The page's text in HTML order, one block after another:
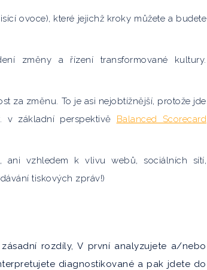
ovoce), které jejichž kroky můžete a budete
změny a řízení transformované kultury.
za změnu. To je asi nejobtížnější, protože jde
v základní perspektivě Balanced Scorecard
ani vzhledem k vlivu webů, sociálních sítí,
tiskových zpráv!)
rozdíly, V první analyzujete a/nebo
diagnostikované a pak jdete do